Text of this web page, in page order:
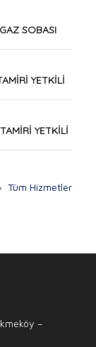
SOBASI
YETKİLİ
YETKİLİ
Tüm Hizmetler
–